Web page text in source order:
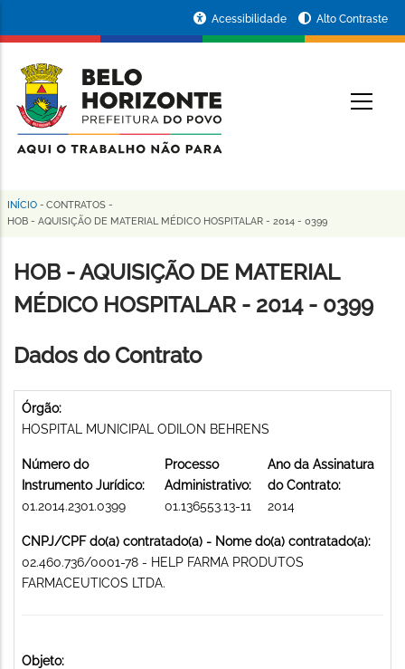
conteúdo
principal
da
Prefeitura
de
Horizonte
Acessibilidade Alto Contraste
Trilha
navegação
INÍCIO - CONTRATOS -
HOB - AQUISIÇÃO DE MATERIAL MÉDICO HOSPITALAR - 2014 - 0399
HOB - AQUISIÇÃO DE MATERIAL
MÉDICO HOSPITALAR - 2014 - 0399
Dados do Contrato
Órgão:
HOSPITAL MUNICIPAL ODILON BEHRENS
Número do
Instrumento Jurídico:
01.2014.2301.0399
Processo
Administrativo:
01.136553.13-11
Ano da Assinatura
do Contrato:
2014
CNPJ/CPF do(a) contratado(a) - Nome do(a) contratado(a):
02.460.736/0001-78 - HELP FARMA PRODUTOS
FARMACEUTICOS LTDA.
Objeto: